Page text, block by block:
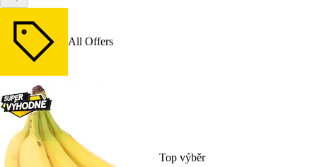
All Offers
Top výběr